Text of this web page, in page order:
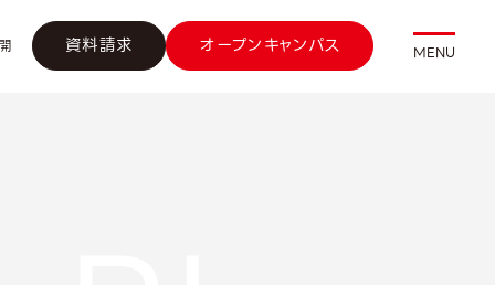
資料請求 オープンキャンパス MENU